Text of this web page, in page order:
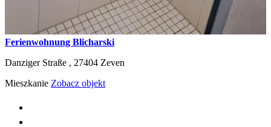
Ferienwohnung Blicharski
Danziger Straße , 27404 Zeven
Mieszkanie Zobacz objekt